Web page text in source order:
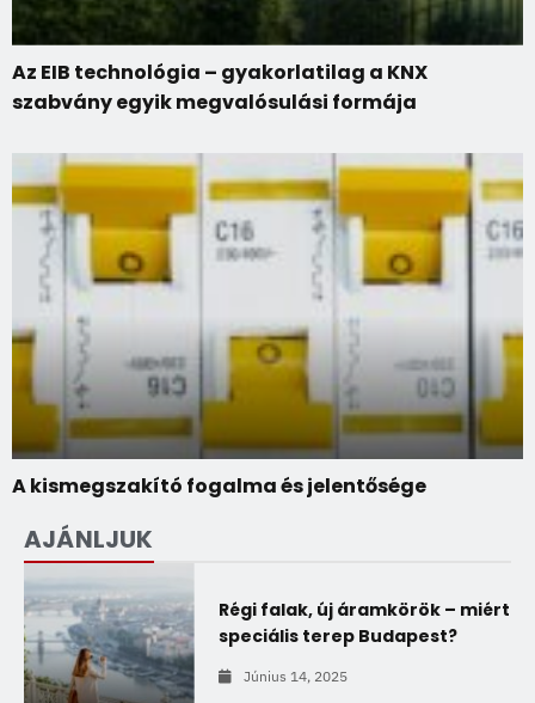
Az EIB technológia – gyakorlatilag a KNX
szabvány egyik megvalósulási formája
A kismegszakító fogalma és jelentősége
AJÁNLJUK
Régi falak, új áramkörök – miért
speciális terep Budapest?
Június 14, 2025